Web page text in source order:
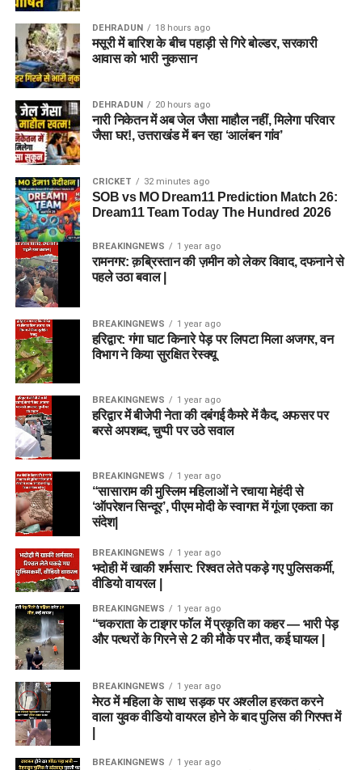
DEHRADUN 18 hours ago
मसूरी में बारिश के बीच पहाड़ी से गिरे बोल्डर, सरकारी
आवास को भारी नुकसान
DEHRADUN 20 hours ago
नारी निकेतन में अब जेल जैसा माहौल नहीं, मिलेगा परिवार
जैसा घर!, उत्तराखंड में बन रहा ‘आलंबन गांव’
CRICKET 32 minutes ago
SOB vs MO Dream11 Prediction Match 26:
Dream11 Team Today The Hundred 2026
BREAKINGNEWS 1 year ago
रामनगर: क़ब्रिस्तान की ज़मीन को लेकर विवाद, दफनाने से
पहले उठा बवाल |
BREAKINGNEWS 1 year ago
हरिद्वार: गंगा घाट किनारे पेड़ पर लिपटा मिला अजगर, वन
विभाग ने किया सुरक्षित रेस्क्यू
BREAKINGNEWS 1 year ago
हरिद्वार में बीजेपी नेता की दबंगई कैमरे में कैद, अफसर पर
बरसे अपशब्द, चुप्पी पर उठे सवाल
BREAKINGNEWS 1 year ago
“सासाराम की मुस्लिम महिलाओं ने रचाया मेहंदी से
‘ऑपरेशन सिन्दूर’, पीएम मोदी के स्वागत में गूंजा एकता का
संदेश|
BREAKINGNEWS 1 year ago
भदोही में खाकी शर्मसार: रिश्वत लेते पकड़े गए पुलिसकर्मी,
वीडियो वायरल |
BREAKINGNEWS 1 year ago
“चकराता के टाइगर फॉल में प्रकृति का कहर — भारी पेड़
और पत्थरों के गिरने से 2 की मौके पर मौत, कई घायल |
BREAKINGNEWS 1 year ago
मेरठ में महिला के साथ सड़क पर अश्लील हरकत करने
वाला युवक वीडियो वायरल होने के बाद पुलिस की गिरफ्त में
BREAKINGNEWS 1 year ago